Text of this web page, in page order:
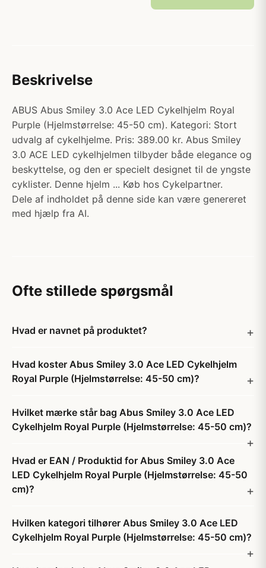
Beskrivelse
ABUS Abus Smiley 3.0 Ace LED Cykelhjelm Royal
Purple (Hjelmstørrelse: 45-50 cm). Kategori: Stort
udvalg af cykelhjelme. Pris: 389.00 kr. Abus Smiley
3.0 ACE LED cykelhjelmen tilbyder både elegance og
beskyttelse, og den er specielt designet til de yngste
cyklister. Denne hjelm ... Køb hos Cykelpartner.
Dele af indholdet på denne side kan være genereret
med hjælp fra AI.
Ofte stillede spørgsmål
Hvad er navnet på produktet?
Hvad koster Abus Smiley 3.0 Ace LED Cykelhjelm
Royal Purple (Hjelmstørrelse: 45-50 cm)?
Hvilket mærke står bag Abus Smiley 3.0 Ace LED
Cykelhjelm Royal Purple (Hjelmstørrelse: 45-50 cm)?
Hvad er EAN / Produktid for Abus Smiley 3.0 Ace
LED Cykelhjelm Royal Purple (Hjelmstørrelse: 45-50
cm)?
Hvilken kategori tilhører Abus Smiley 3.0 Ace LED
Cykelhjelm Royal Purple (Hjelmstørrelse: 45-50 cm)?